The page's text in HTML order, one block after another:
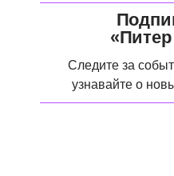
Следите за
узнавайте о